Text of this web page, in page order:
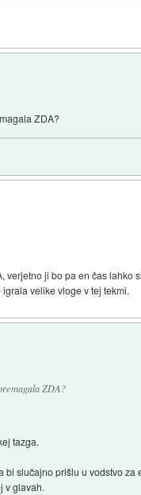
ZDA?
verjetno ji bo pa en čas
velike vloge v tej tekmi.
ZDA?
tazga.
bi slučajno prišlu u vodstvo
v glavah.